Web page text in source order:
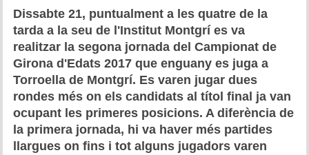
Historial del torneig Montgrí
Torneig de Nadal
Historial del torneig de Nadal
Torneig Social
Historial del torneig social
Dissabte 21, puntualment a les quatre de la
tarda a la seu de l'Institut Montgrí es va
realitzar la segona jornada del Campionat de
Girona d'Edats 2017 que enguany es juga a
Torroella de Montgrí. Es varen jugar dues
rondes més on els candidats al títol final ja van
ocupant les primeres posicions. A diferència de
la primera jornada, hi va haver més partides
llargues on fins i tot alguns jugadors varen